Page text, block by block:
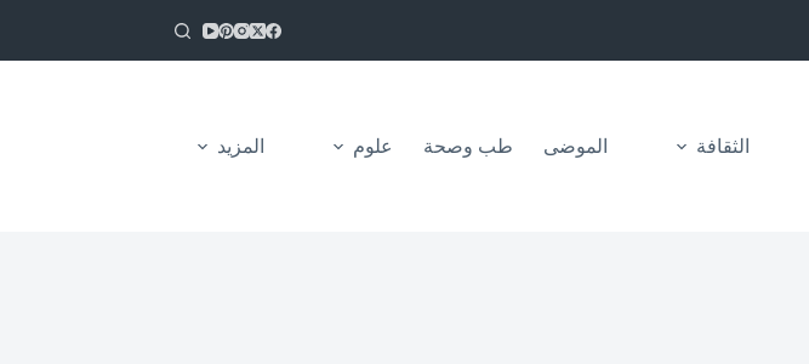
الثقافة الموضى طب وصحة علوم المزيد